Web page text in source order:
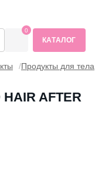
0
КАТАЛОГ
Продукты для тела
AFTER